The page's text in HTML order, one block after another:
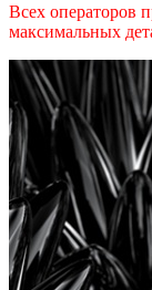
Всех операторов
максимальных